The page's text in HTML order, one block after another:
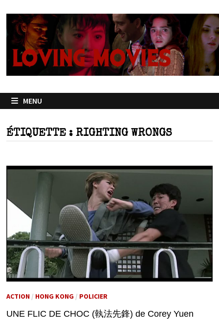
contenu
MENU
ÉTIQUETTE : RIGHTING WRONGS
ACTION/ HONG KONG/ POLICIER
UNE FLIC DE CHOC (執法先鋒) de Corey Yuen